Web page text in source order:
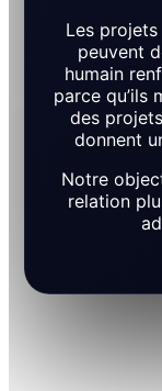
Les
peuvent
humain
parce qu’ils
des
donnent
Notre
relation